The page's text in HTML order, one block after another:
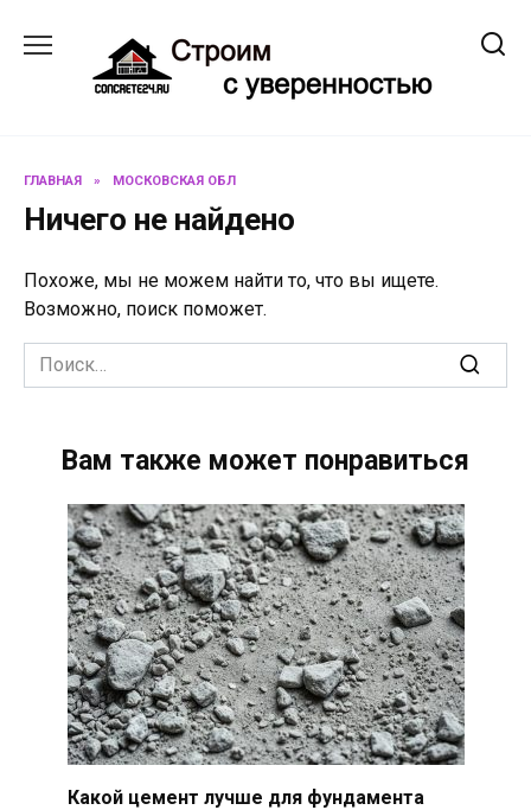
содержанию
ГЛАВНАЯ » МОСКОВСКАЯ ОБЛ
Ничего не найдено
Похоже, мы не можем найти то, что вы ищете.
Возможно, поиск поможет.
Search
for:
Вам также может понравиться
Какой цемент лучше для фундамента